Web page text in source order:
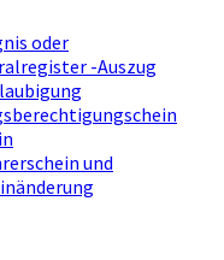
oder
-Auszug
und